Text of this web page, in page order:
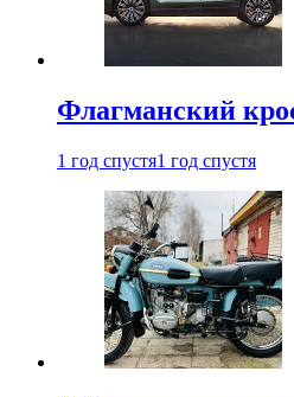
Флагманский
1 год спустя1 год спустя